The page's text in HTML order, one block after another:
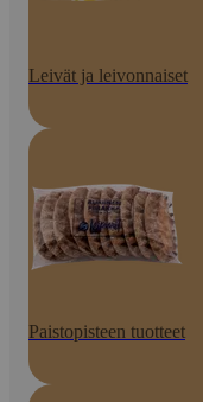
Leivät ja leivonnaiset
Paistopisteen tuotteet